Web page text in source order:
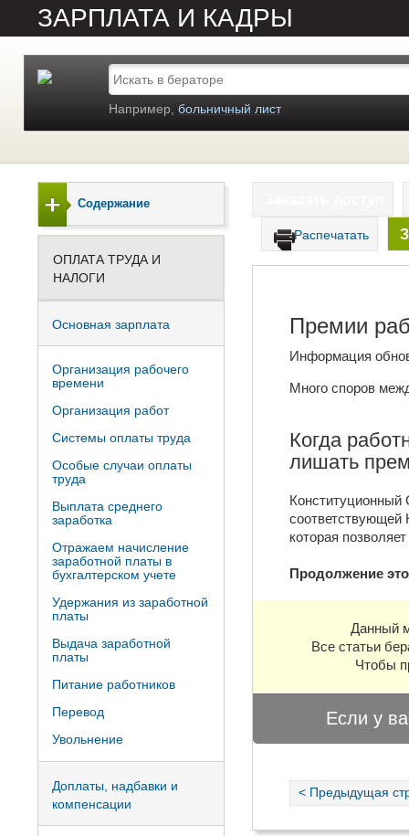
ЗАРПЛАТА И КАДРЫ
Например, больничный лист
Распечатать
Премии
Информация
Много споров
Когда
лишать
Конституционный
соответствующей
которая
Продолжение
Данный
Все статьи
Чтобы
Если у
< Предыдущая
Содержание
ОПЛАТА ТРУДА И
НАЛОГИ
Основная зарплата
Организация рабочего
времени
Организация работ
Системы оплаты труда
Особые случаи оплаты
труда
Выплата среднего
заработка
Отражаем начисление
заработной платы в
бухгалтерском учете
Удержания из заработной
платы
Выдача заработной
платы
Питание работников
Перевод
Увольнение
Доплаты, надбавки и
компенсации